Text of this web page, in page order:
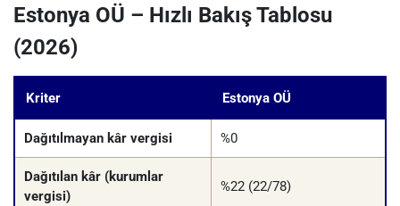
Estonya OÜ – Hızlı Bakış Tablosu
(2026)
Kriter Estonya OÜ
Dağıtılmayan kâr vergisi %0
Dağıtılan kâr (kurumlar
vergisi)
%22 (22/78)